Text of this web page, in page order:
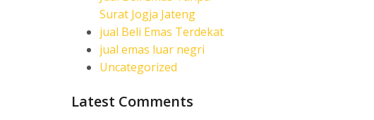
Surat Jogja Jateng
jual Beli Emas Terdekat
jual emas luar negri
Uncategorized
Latest Comments